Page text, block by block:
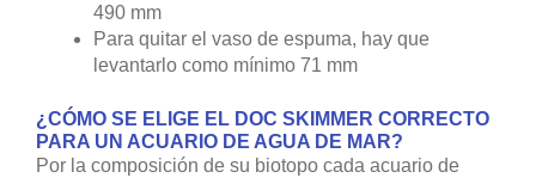
490 mm
Para quitar el vaso de espuma, hay que
levantarlo como mínimo 71 mm
¿CÓMO SE ELIGE EL DOC SKIMMER CORRECTO
PARA UN ACUARIO DE AGUA DE MAR?
Por la composición de su biotopo cada acuario de